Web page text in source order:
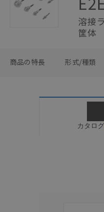
溶接
筐体
商品の特長 形式/種類
カタログ